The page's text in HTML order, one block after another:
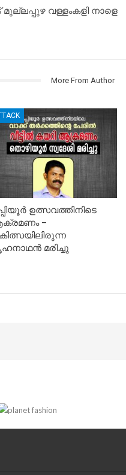
മുല്ലപ്പുഴ വള്ളംകളി നാളെ
More From Author
ഉത്സവത്തിനിടെ
–
മരിച്ചു